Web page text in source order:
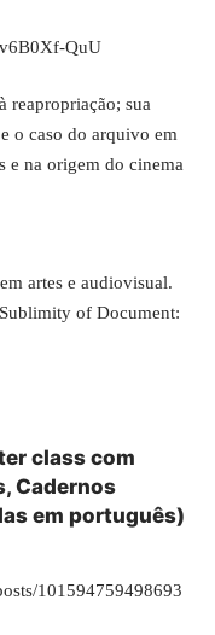
QuU
reapropriação; sua
o caso do arquivo em
e na origem do cinema
artes e audiovisual.
of Document:
class com
Cadernos
em português)
101594759498693